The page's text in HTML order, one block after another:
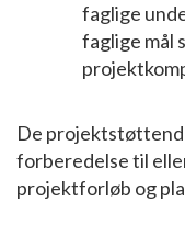
faglige
faglige mål
De
forberedelse til
projektforløb og